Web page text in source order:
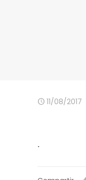
11/08/2017
.